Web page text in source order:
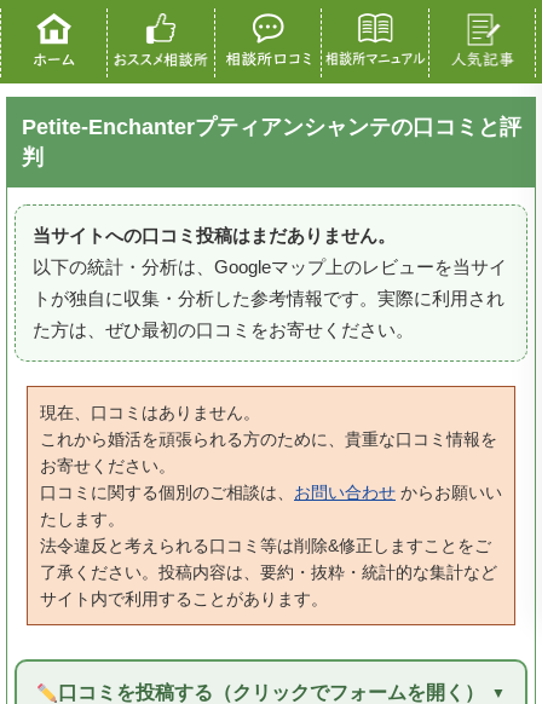
Petite-Enchanterプティアンシャンテの口コミと評
判
当サイトへの口コミ投稿はまだありません。
以下の統計・分析は、Googleマップ上のレビューを当サイ
トが独自に収集・分析した参考情報です。実際に利用され
た方は、ぜひ最初の口コミをお寄せください。
現在、口コミはありません。
これから婚活を頑張られる方のために、貴重な口コミ情報を
お寄せください。
口コミに関する個別のご相談は、 お問い合わせ からお願いい
たします。
法令違反と考えられる口コミ等は削除&修正しますことをご
了承ください。投稿内容は、要約・抜粋・統計的な集計など
サイト内で利用することがあります。
口コミを投稿する（クリックでフォームを開く）